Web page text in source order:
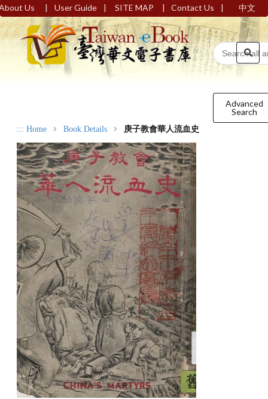
Us | User Guide | SITE MAP | Contact Us | 中文
Advanced
Search
::: Home Book Details 庚子教會華人流血史